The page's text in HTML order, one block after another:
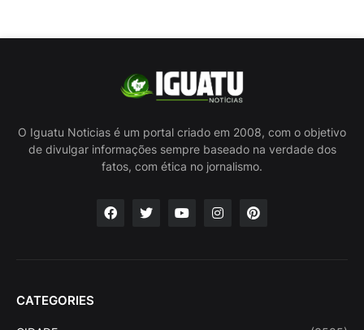
O Iguatu Noticias é um portal criado em 2008, com o objetivo
de divulgar informações sempre baseado na verdade dos
fatos, com ética no jornalismo.
CATEGORIES